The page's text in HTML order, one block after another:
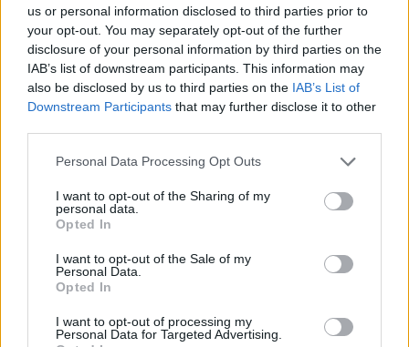
us or personal information disclosed to third parties prior to
your opt-out. You may separately opt-out of the further
disclosure of your personal information by third parties on the
IAB’s list of downstream participants. This information may
also be disclosed by us to third parties on the IAB’s List of
Downstream Participants that may further disclose it to other
Personal Data Processing Opt Outs
I want to opt-out of the Sharing of my
personal data.
Opted In
I want to opt-out of the Sale of my
Personal Data.
Opted In
I want to opt-out of processing my
Personal Data for Targeted Advertising.
Esim for Global
Esim for USA| Esim for Italy| Esim for Spain|Esim
for Turkey|Esim for Germany|Esim for Greece|